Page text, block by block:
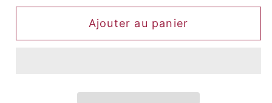
(Rouge)
Kayinga
(Rouge)
Ajouter au panier